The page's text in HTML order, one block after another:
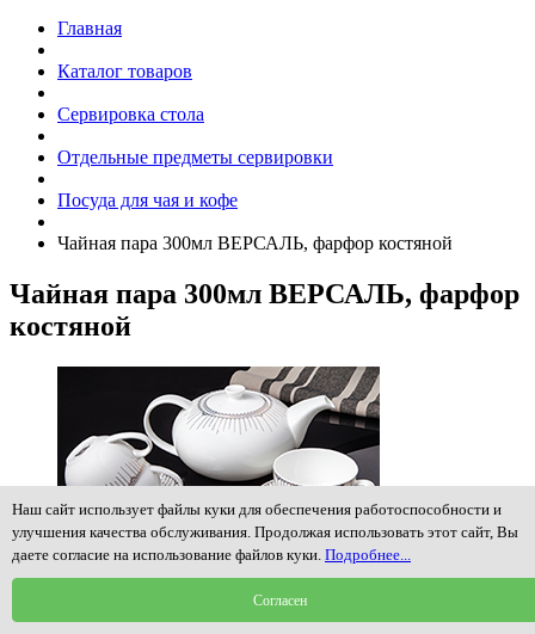
Главная
Каталог товаров
Сервировка стола
Отдельные предметы сервировки
Посуда для чая и кофе
Чайная пара 300мл ВЕРСАЛЬ, фарфор костяной
Чайная пара 300мл ВЕРСАЛЬ, фарфор
костяной
Наш сайт использует файлы куки для обеспечения работоспособности и
улучшения качества обслуживания. Продолжая использовать этот сайт, Вы
даете согласие на использование файлов куки. Подробнее...
Согласен